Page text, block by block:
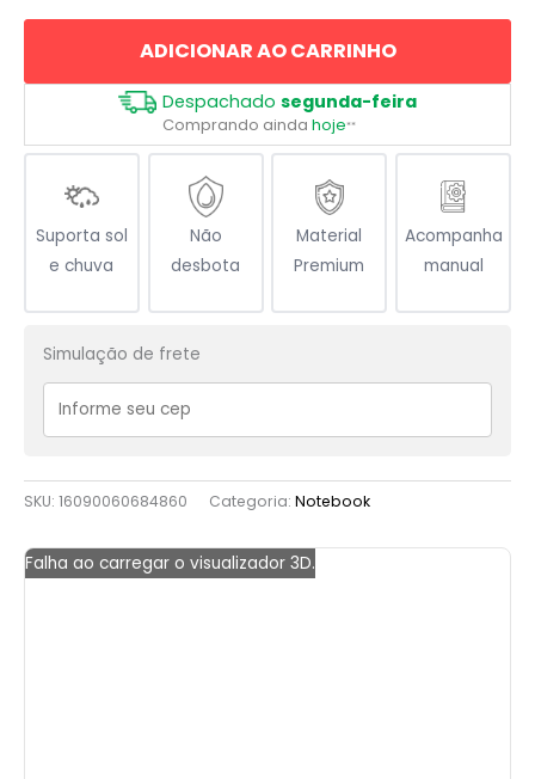
Deus
quantidade
ADICIONAR AO CARRINHO
Despachado segunda-feira
Comprando ainda hoje**
Suporta sol
e chuva
Não
desbota
Material
Premium
Acompanha
manual
Simulação de frete
SKU: 16090060684860 Categoria: Notebook
Falha ao carregar o visualizador 3D.